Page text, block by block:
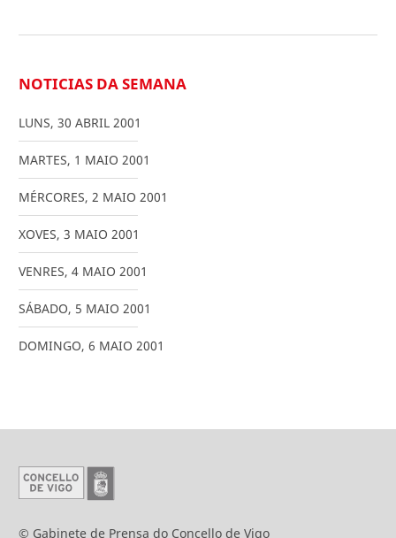
NOTICIAS DA SEMANA
LUNS, 30 ABRIL 2001
MARTES, 1 MAIO 2001
MÉRCORES, 2 MAIO 2001
XOVES, 3 MAIO 2001
VENRES, 4 MAIO 2001
SÁBADO, 5 MAIO 2001
DOMINGO, 6 MAIO 2001
© Gabinete de Prensa do Concello de Vigo